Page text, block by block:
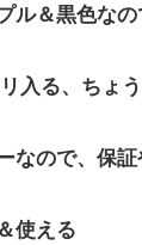
ル＆黒色な
入る、ちょ
なので、保
使える